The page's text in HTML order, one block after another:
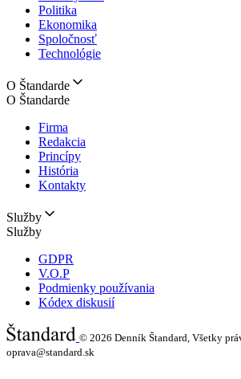
Politika
Ekonomika
Spoločnosť
Technológie
O Štandarde
O Štandarde
Firma
Redakcia
Princípy
História
Kontakty
Služby
Služby
GDPR
V.O.P
Podmienky používania
Kódex diskusií
© 2026 Denník Štandard, Všetky
oprava@standard.sk